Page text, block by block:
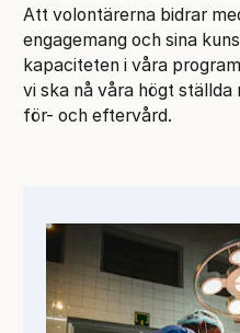
Att volontärerna bidrar
engagemang och sina
kapaciteten i våra
vi ska nå våra högt
för- och eftervård.